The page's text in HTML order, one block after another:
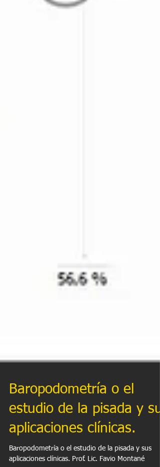
Baropodometría o el
estudio de la pisada y